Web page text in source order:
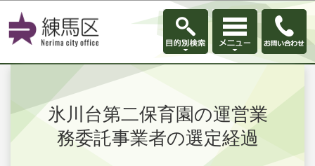
このページの本文へ移動
氷川台第二保育園の運営業
務委託事業者の選定経過